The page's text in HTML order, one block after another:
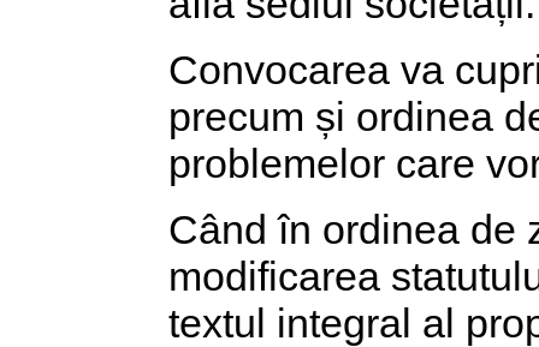
Convocarea va
precum și ordinea
problemelor care
Când în ordinea de
modificarea
textul integral al